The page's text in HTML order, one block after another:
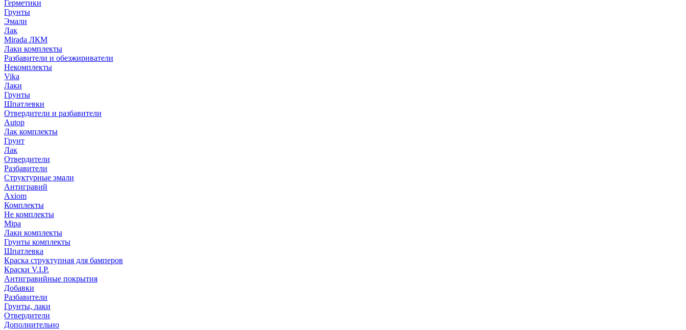
Герметики
Грунты
Эмали
Лак
Mirada ЛКМ
Лаки комплекты
Разбавители и обезжириватели
Некомплекты
Vika
Лаки
Грунты
Шпатлевки
Отвердители и разбавители
Autop
Лак комплекты
Грунт
Лак
Отвердители
Разбавители
Структурные эмали
Антигравий
Axiom
Комплекты
Не комплекты
Mipa
Лаки комплекты
Грунты комплекты
Шпатлевка
Краска структупная для бамперов
Краски V.I.P.
Антигравийные покрытия
Добавки
Разбавители
Грунты, лаки
Отвердители
Дополнительно